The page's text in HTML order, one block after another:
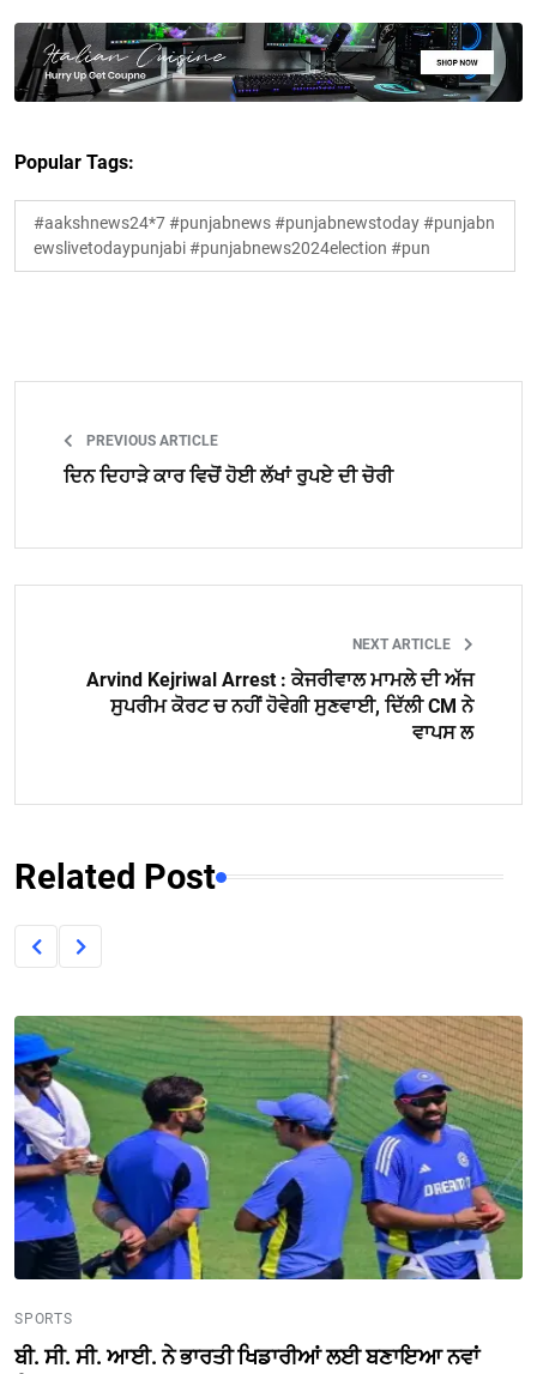
Popular Tags:
#aakshnews24*7 #punjabnews #punjabnewstoday #punjabn
ewslivetodaypunjabi #punjabnews2024election #pun
PREVIOUS ARTICLE
ਦਿਨ ਦਿਹਾੜੇ ਕਾਰ ਵਿਚੋਂ ਹੋਈ ਲੱਖਾਂ ਰੁਪਏ ਦੀ ਚੋਰੀ
NEXT ARTICLE
Arvind Kejriwal Arrest : ਕੇਜਰੀਵਾਲ ਮਾਮਲੇ ਦੀ ਅੱਜ
ਸੁਪਰੀਮ ਕੋਰਟ ਚ ਨਹੀਂ ਹੋਵੇਗੀ ਸੁਣਵਾਈ, ਦਿੱਲੀ CM ਨੇ
ਵਾਪਸ ਲ
Related Post
SPORTS
ਬੀ. ਸੀ. ਸੀ. ਆਈ. ਨੇ ਭਾਰਤੀ ਖਿਡਾਰੀਆਂ ਲਈ ਬਣਾਇਆ ਨਵਾਂ